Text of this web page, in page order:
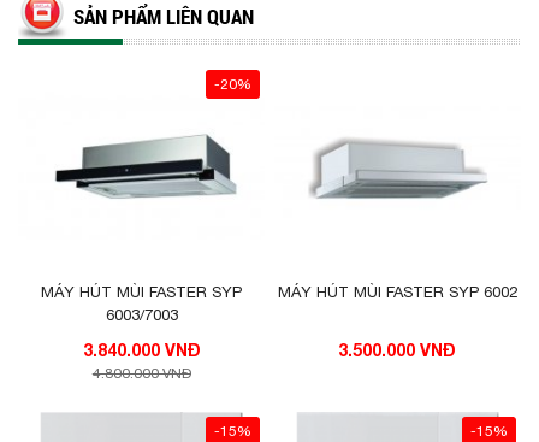
SẢN PHẨM LIÊN QUAN
-20%
MÁY HÚT MÙI FASTER SYP
6003/7003
3.840.000 VNĐ
4.800.000 VNĐ
MÁY HÚT MÙI FASTER SYP 6002
3.500.000 VNĐ
-15% -15%